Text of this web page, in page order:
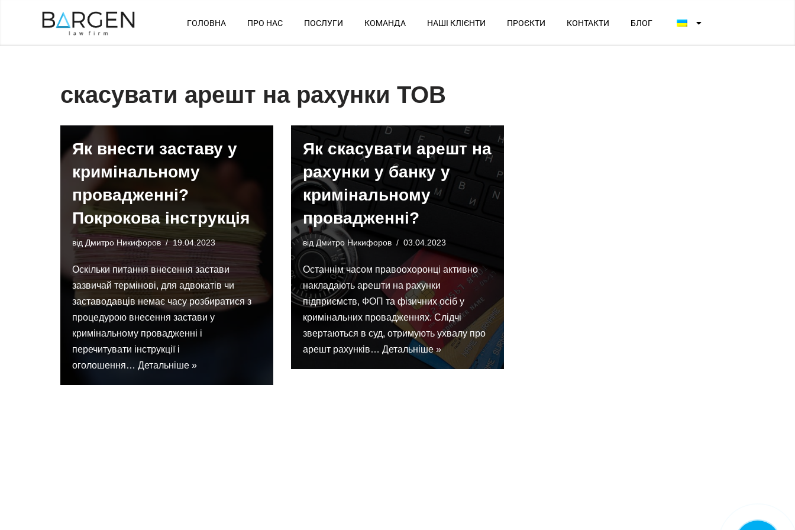
ГОЛОВНА ПРО НАС ПОСЛУГИ КОМАНДА НАШІ КЛІЄНТИ ПРОЄКТИ КОНТАКТИ БЛОГ
скасувати арешт на рахунки ТОВ
Як внести заставу у
кримінальному
провадженні?
Покрокова інструкція
від Дмитро Никифоров 19.04.2023
Оскільки питання внесення застави
зазвичай термінові, для адвокатів чи
заставодавців немає часу розбиратися з
процедурою внесення застави у
кримінальному провадженні і
перечитувати інструкції і
оголошення… Детальніше »
Як скасувати арешт на
рахунки у банку у
кримінальному
провадженні?
від Дмитро Никифоров 03.04.2023
Останнім часом правоохоронці активно
накладають арешти на рахунки
підприємств, ФОП та фізичних осіб у
кримінальних провадженнях. Слідчі
звертаються в суд, отримують ухвалу про
арешт рахунків… Детальніше »